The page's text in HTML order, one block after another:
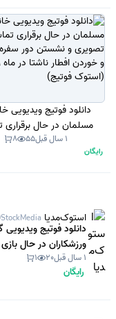
دانلود فوتیج ویدیویی
مسلمان در حال
تصویری و نشستن دور سفره
و خوردن افطار ناشتا در
1 سال قبل 55
8
رایگان
استوک‌مدیا
دانلود فوتیج ویدیویی
ورزشکاران در حال
فوتیج)1 سال قبل 20
1
رایگان